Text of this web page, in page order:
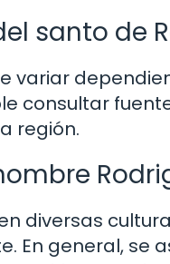
santo de
variar
consultar
región.
diversas
En general, se